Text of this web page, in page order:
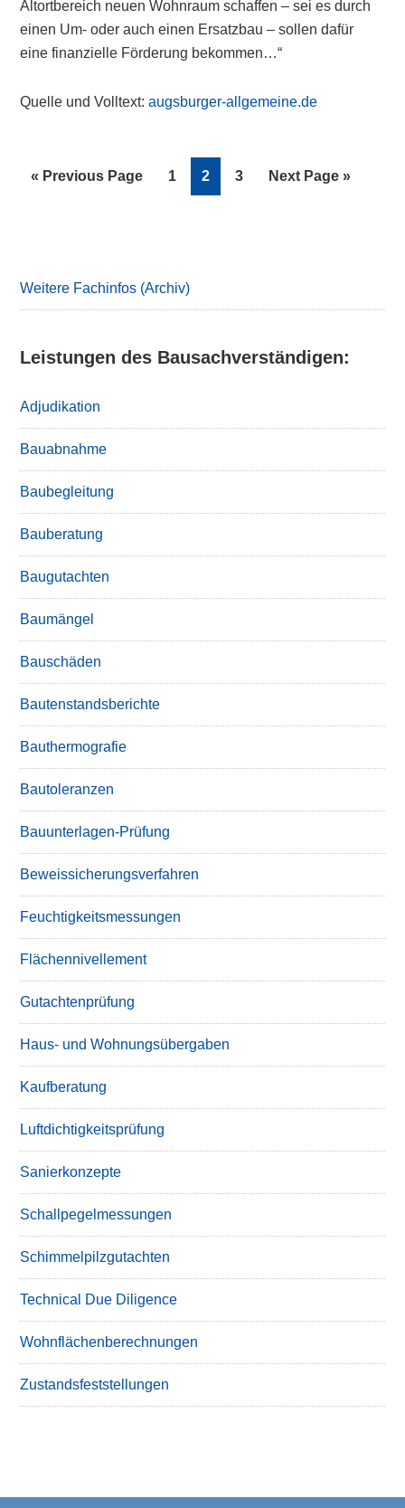
Altortbereich neuen Wohnraum schaffen – sei es durch
einen Um- oder auch einen Ersatzbau – sollen dafür
eine finanzielle Förderung bekommen…“
Quelle und Volltext:augsburger-allgemeine.de
« Go
Previous Page Page
1 Page
2 Page
3
Go
Next Page »
Weitere Fachinfos (Archiv)
Leistungen des Bausachverständigen:
Adjudikation
Bauabnahme
Baubegleitung
Bauberatung
Baugutachten
Baumängel
Bauschäden
Bautenstandsberichte
Bauthermografie
Bautoleranzen
Bauunterlagen-Prüfung
Beweissicherungsverfahren
Feuchtigkeitsmessungen
Flächennivellement
Gutachtenprüfung
Haus- und Wohnungsübergaben
Kaufberatung
Luftdichtigkeitsprüfung
Sanierkonzepte
Schallpegelmessungen
Schimmelpilzgutachten
Technical Due Diligence
Wohnflächenberechnungen
Zustandsfeststellungen